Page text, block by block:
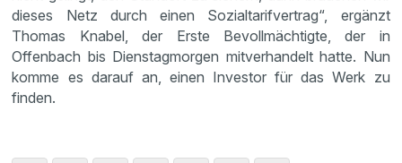
dieses Netz durch einen Sozialtarifvertrag“, ergänzt
Thomas Knabel, der Erste Bevollmächtigte, der in
Offenbach bis Dienstagmorgen mitverhandelt hatte. Nun
komme es darauf an, einen Investor für das Werk zu
finden.